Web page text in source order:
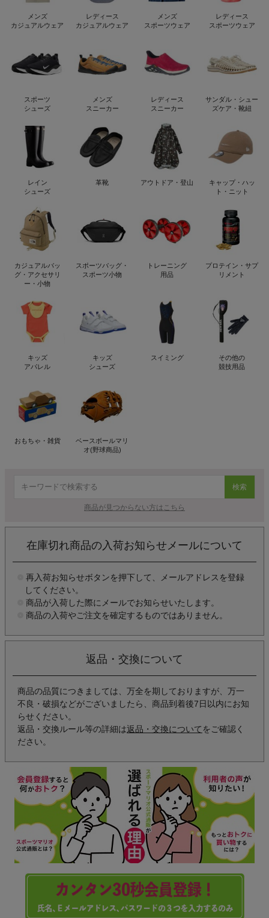
メンズ
カジュアルウェア
レディース
カジュアルウェア
メンズ
スポーツウェア
レディース
スポーツウェア
スポーツ
シューズ
メンズ
スニーカー
レディース
スニーカー
サンダル・シュー
ズケア・靴紐
レイン
シューズ
革靴 アウトドア・登山
キャップ・ハッ
ト・ニット
カジュアルバッ
グ・アクセサリ
ー・小物
スポーツバッグ・
スポーツ小物
トレーニング
用品
プロテイン・サプ
リメント
キッズ
アパレル
キッズ
シューズ
スイミング
その他の
競技用品
おもちゃ・雑貨
ベースボールマリ
オ(野球商品)
検索
商品が見つからない方はこちら
在庫切れ商品の入荷お知らせメールについて
再入荷お知らせボタンを押下して、メールアドレスを登録
してください。
商品が入荷した際にメールでお知らせいたします。
商品の入荷やご注文を確定するものではありません。
返品・交換について
商品の品質につきましては、万全を期しておりますが、万一
不良・破損などがございましたら、商品到着後7日以内にお知
らせください。
返品・交換ルール等の詳細は返品・交換について をご確認く
ださい。